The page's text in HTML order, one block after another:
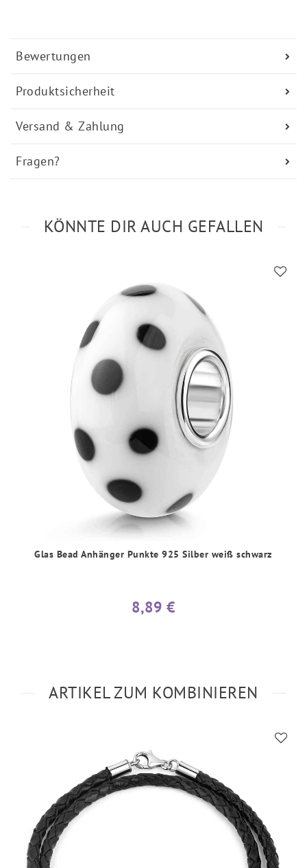
Bewertungen
Produktsicherheit
Versand & Zahlung
Fragen?
KÖNNTE DIR AUCH GEFALLEN
Glas Bead Anhänger Punkte 925 Silber weiß schwarz
8,89 €
ARTIKEL ZUM KOMBINIEREN